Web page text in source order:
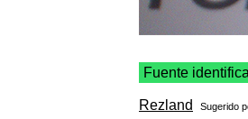
Fuente
Rezland Sugerido